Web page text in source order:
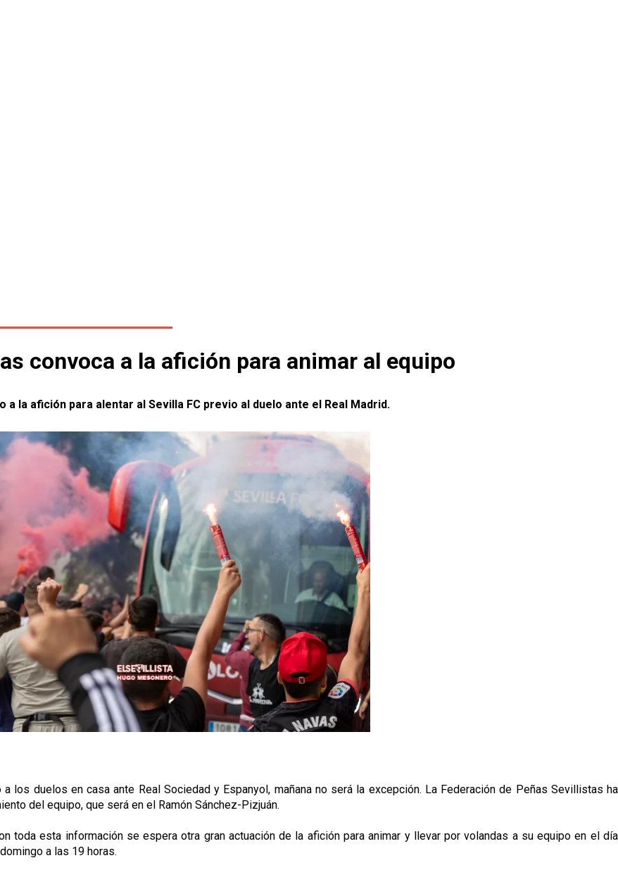
el Sevilla FC para el debut liguero
convoca a la afición para animar al equipo
la afición para alentar al Sevilla FC previo al duelo ante el Real Madrid.
los duelos en casa ante Real Sociedad y Espanyol, mañana no será la excepción. La Federación de Peñas Sevillistas ha
del equipo, que será en el Ramón Sánchez-Pizjuán.
toda esta información se espera otra gran actuación de la afición para animar y llevar por volandas a su equipo en el día
a las 19 horas.